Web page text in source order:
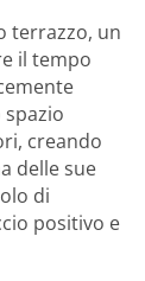
terrazzo, un
il tempo
creando
delle sue
di
positivo e